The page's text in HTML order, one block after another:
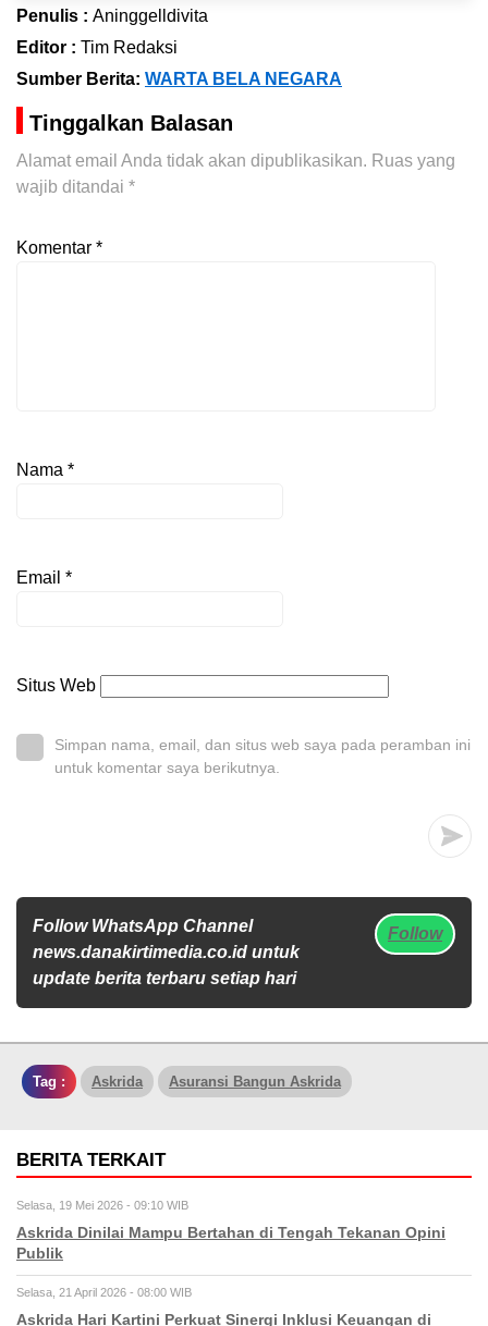
Penulis : Aninggelldivita
Editor : Tim Redaksi
Sumber Berita: WARTA BELA NEGARA
Tinggalkan Balasan
Alamat email Anda tidak akan dipublikasikan. Ruas yang
wajib ditandai *
Komentar *
Nama *
Email *
Situs Web
Simpan nama, email, dan situs web saya pada peramban ini
untuk komentar saya berikutnya.
Follow WhatsApp Channel
news.danakirtimedia.co.id untuk
update berita terbaru setiap hari
Follow
Tag : Askrida Asuransi Bangun Askrida
BERITA TERKAIT
Selasa, 19 Mei 2026 - 09:10 WIB
Askrida Dinilai Mampu Bertahan di Tengah Tekanan Opini
Publik
Selasa, 21 April 2026 - 08:00 WIB
Askrida Hari Kartini Perkuat Sinergi Inklusi Keuangan di